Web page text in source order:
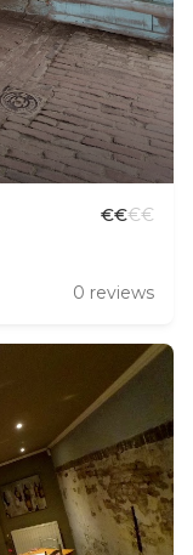
€€€€
0 reviews